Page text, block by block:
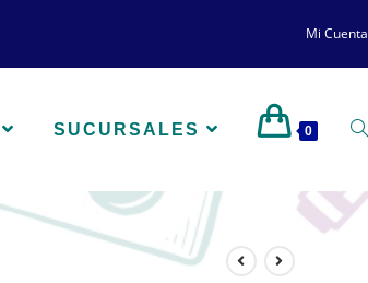
Mi Cuenta
SUCURSALES 0